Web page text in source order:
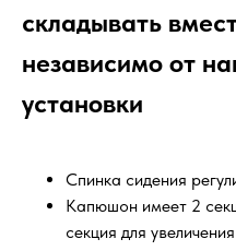
складывать
независимо от
установки
Спинка сидения
Капюшон имеет 2
секция для